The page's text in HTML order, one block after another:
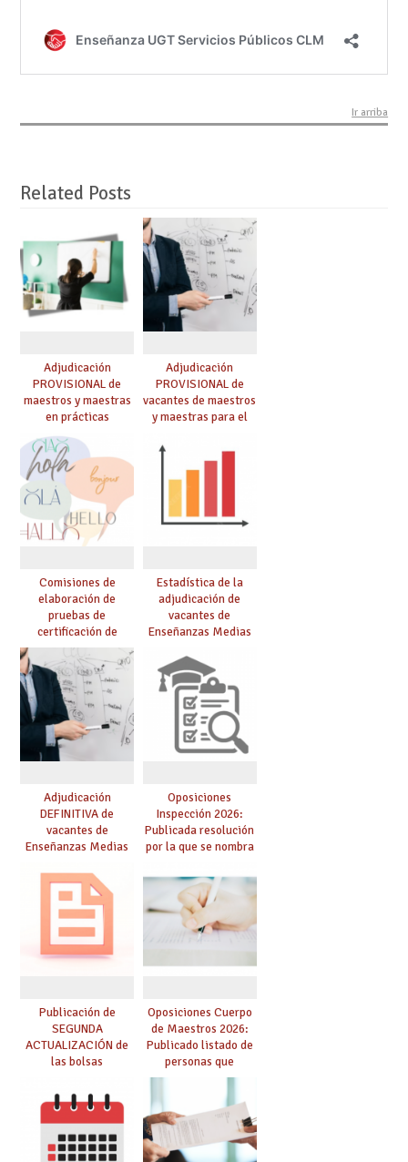
Ir arriba
Related Posts
Adjudicación
PROVISIONAL de
maestros y maestras
en prácticas
Adjudicación
PROVISIONAL de
vacantes de maestros
y maestras para el
Comisiones de
elaboración de
pruebas de
certificación de
competencia
lingüística: publicada
resolución definitiva
Estadística de la
adjudicación de
vacantes de
Enseñanzas Medias
Adjudicación
DEFINITIVA de
vacantes de
Enseñanzas Medias
Oposiciones
Inspección 2026:
Publicada resolución
por la que se nombra
prácticas, se regulan
dichas prácticas y se
convoca acto público
de adjudicación
Publicación de
SEGUNDA
ACTUALIZACIÓN de
las bolsas
Cuerpo de Maestros
de especialidades
convocadas a
oposición
Oposiciones Cuerpo
de Maestros 2026:
Publicado listado de
personas que
adquieren nueva
especialidad